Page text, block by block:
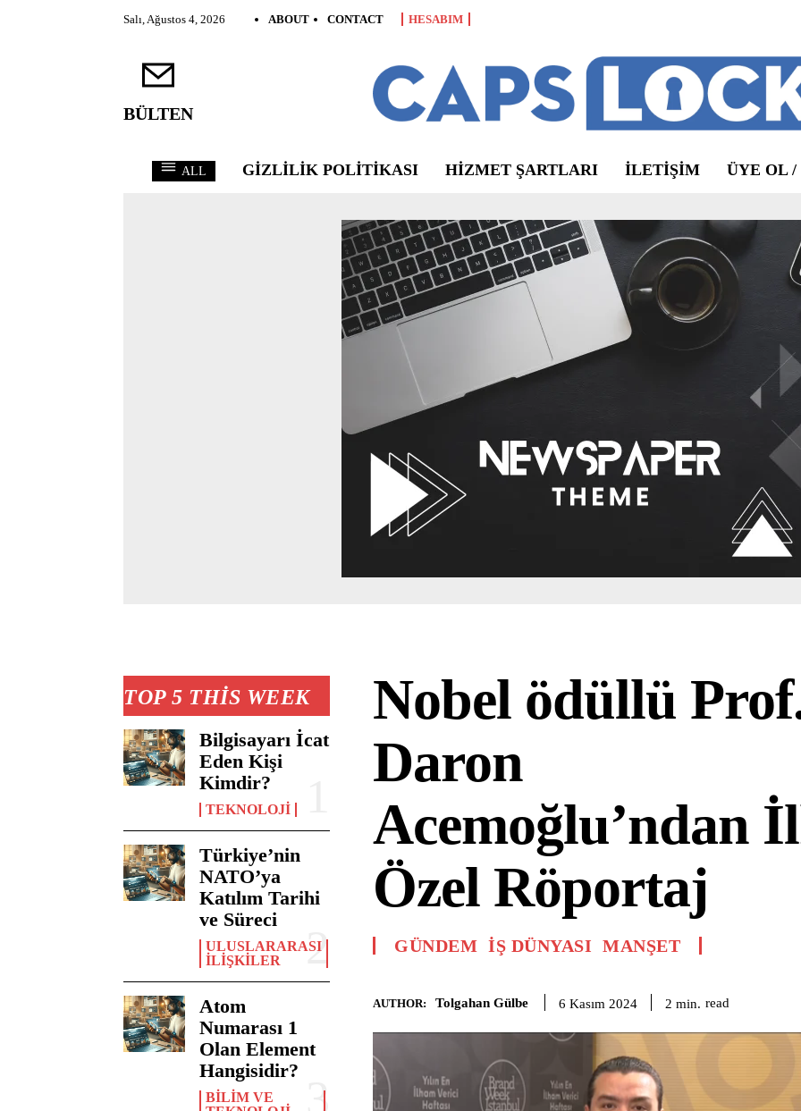
Salı, Ağustos 4, 2026 ABOUT CONTACT HESABIM
BÜLTEN
ALL GIZLILIK POLITIKASI HIZMET ŞARTLARI ILETIŞIM ÜYE OL /
TOP 5 THIS WEEK
Bilgisayarı İcat
Eden Kişi
Kimdir?
TEKNOLOJI
Türkiye’nin
NATO’ya
Katılım Tarihi
ve Süreci
ULUSLARARASI
İLIŞKILER
Atom
Numarası 1
Olan Element
Hangisidir?
BILIM VE
Nobel ödüllü
Daron
Acemoğlu’ndan
Özel Röportaj
GÜNDEM IŞ DÜNYASI MANŞET
AUTHOR: Tolgahan Gülbe 6 Kasım 2024 2 min. read